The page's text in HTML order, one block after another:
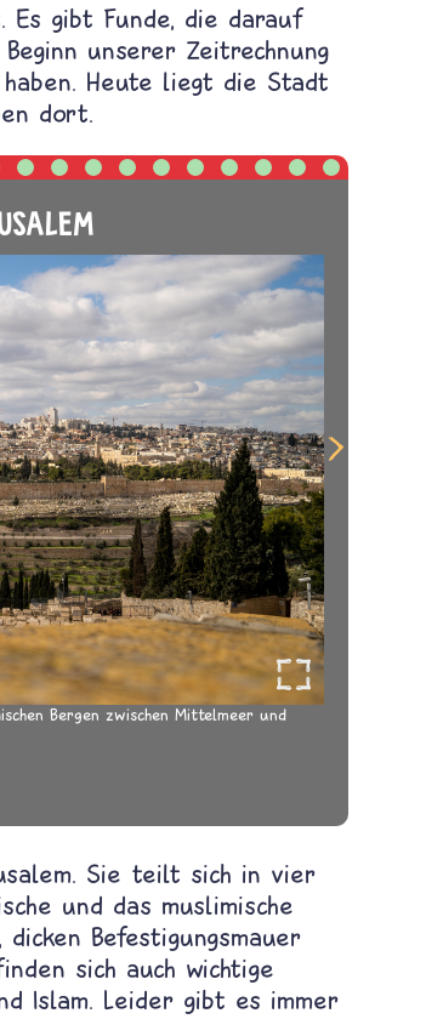
Es gibt Funde, die darauf
unserer Zeitrechnung
Heute liegt die Stadt
dort.
Bergen zwischen Mittelmeer und
Sie teilt sich in vier
und das muslimische
Befestigungsmauer
sich auch wichtige
Islam. Leider gibt es immer